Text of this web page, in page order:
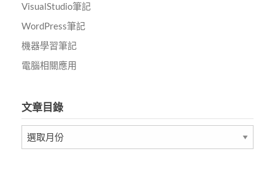
VisualStudio筆記
WordPress筆記
機器學習筆記
電腦相關應用
文章目錄
文
章